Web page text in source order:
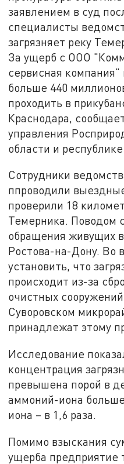
заявлением в суд
специалисты
загрязняет реку
За ущерб с ООО
сервисная компания"
больше 440
проходить в
Краснодара,
управления
области и
Сотрудники
ппроводили
проверили 18
Темерника. Поводом
обращения живущих
Ростова-на-Дону. Во
установить, что
происходит из-за
очистных
Суворовском
принадлежат этому
Исследование
концентрация
превышена порой в
аммоний-иона
иона – в 1,6 раза.
Помимо взыскания
ущерба предприятие